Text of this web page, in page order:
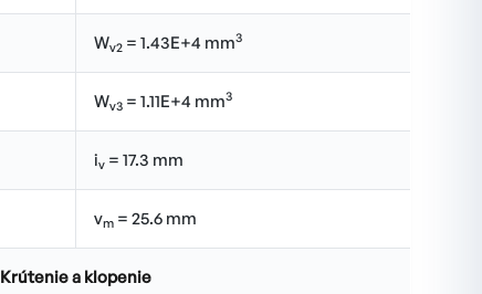
Wv2 = 1.43E+4 mm3
Wv3 = 1.11E+4 mm3
iv = 17.3 mm
vm = 25.6 mm
Krútenie a klopenie